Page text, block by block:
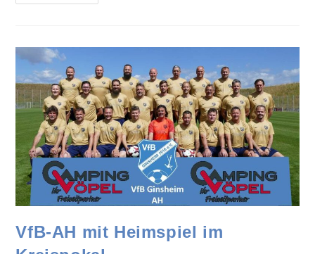
VfB-AH mit Heimspiel im